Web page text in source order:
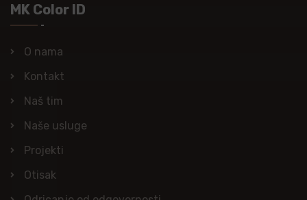
MK Color ID
O nama
Kontakt
Naš tim
Naše usluge
Projekti
Otisak